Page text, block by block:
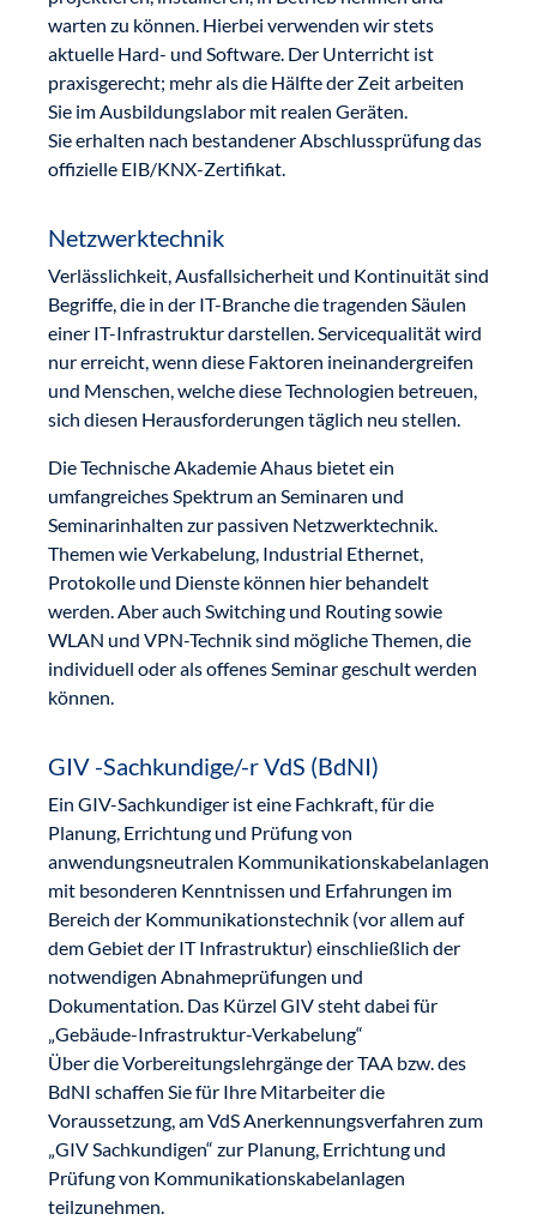
warten zu können. Hierbei verwenden wir stets
aktuelle Hard- und Software. Der Unterricht ist
praxisgerecht; mehr als die Hälfte der Zeit arbeiten
Sie im Ausbildungslabor mit realen Geräten.
Sie erhalten nach bestandener Abschlussprüfung das
­offizielle EIB/KNX-Zertifikat.
Netzwerktechnik
Verlässlichkeit, Ausfallsicherheit und Kontinuität sind
Begriffe, die in der IT-Branche die tragenden Säulen
einer IT-Infrastruktur darstellen. Servicequalität wird
nur erreicht, wenn diese Faktoren ineinandergreifen
und Menschen, welche diese Technologien betreuen,
sich diesen Herausforderungen täglich neu stellen.
Die Technische Akademie Ahaus bietet ein
umfangreiches Spektrum an Seminaren und
Seminarinhalten zur passiven Netzwerktechnik.
Themen wie Verkabelung, Industrial Ethernet,
Protokolle und Dienste können hier behandelt
werden. Aber auch Switching und Routing sowie
WLAN und VPN-Technik sind mögliche Themen, die
individuell oder als offenes Seminar geschult werden
können.
GIV -Sachkundige/-r VdS (BdNI)
Ein GIV-Sachkundiger ist eine Fachkraft, für die
Planung, Errichtung und Prüfung von
anwendungsneutralen Kommunikationskabelanlagen
mit besonderen Kenntnissen und Erfahrungen im
Bereich der Kommunikationstechnik (vor allem auf
dem Gebiet der IT Infrastruktur) einschließlich der
notwendigen Abnahmeprüfungen und
Dokumentation. Das Kürzel GIV steht dabei für
„Gebäude-Infrastruktur-Verkabelung“
Über die Vorbereitungslehrgänge der TAA bzw. des
BdNI schaffen Sie für Ihre Mitarbeiter die
Voraussetzung, am VdS Anerkennungsverfahren zum
„GIV Sachkundigen“ zur Planung, Errichtung und
Prüfung von Kommunikationskabelanlagen
teilzunehmen.